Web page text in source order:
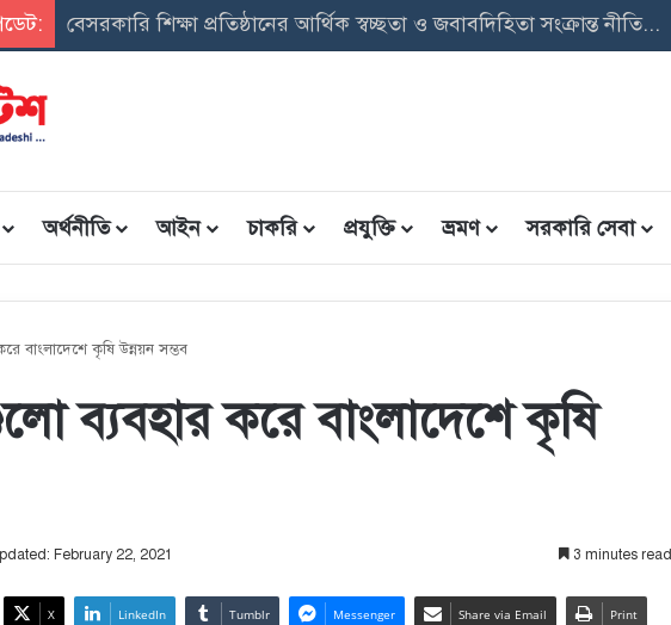
অর্থনীতি আইন চাকরি প্রযুক্তি ভ্রমণ সরকারি সেবা
বাংলাদেশে কৃষি উন্নয়ন সম্ভব
ব্যবহার করে বাংলাদেশে কৃষি
February 22, 2021 3 minutes read
X LinkedIn Tumblr Messenger Share via Email Print